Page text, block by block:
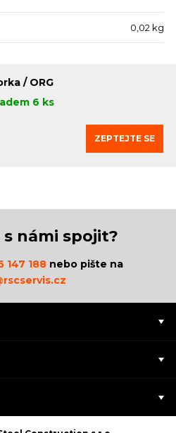
0,02 kg
/ ORG
6 ks
ZEPTEJTE SE
s námi spojit?
147 188 nebo pište na